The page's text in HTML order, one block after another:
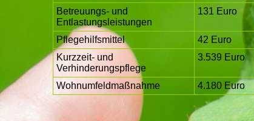
Betreuungs- und
Entlastungsleistungen
131 Euro
Pflegehilfsmittel 42 Euro
Kurzzeit- und
Verhinderungspflege
3.539 Euro
Wohnumfeldmaßnahme 4.180 Euro